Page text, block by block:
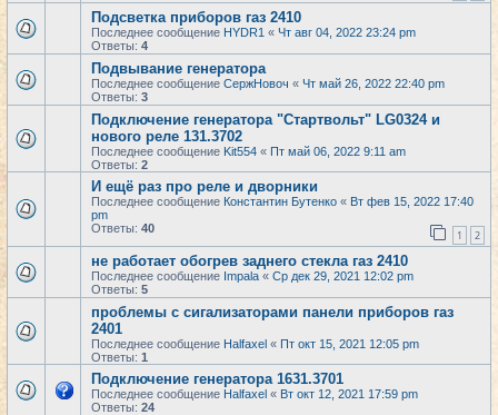
Подсветка приборов газ 2410
Последнее сообщение HYDR1 « Чт авг 04, 2022 23:24 pm
Ответы: 4
Подвывание генератора
Последнее сообщение СержНовоч « Чт май 26, 2022 22:40 pm
Ответы: 3
Подключение генератора "Cтартвольт" LG0324 и
нового реле 131.3702
Последнее сообщение Kit554 « Пт май 06, 2022 9:11 am
Ответы: 2
И ещё раз про реле и дворники
Последнее сообщение Константин Бутенко « Вт фев 15, 2022 17:40
pm
Ответы: 40 1 2
не работает обогрев заднего стекла газ 2410
Последнее сообщение Impala « Ср дек 29, 2021 12:02 pm
Ответы: 5
проблемы с сигализаторами панели приборов газ
2401
Последнее сообщение Halfaxel « Пт окт 15, 2021 12:05 pm
Ответы: 1
Подключение генератора 1631.3701
Последнее сообщение Halfaxel « Вт окт 12, 2021 17:59 pm
Ответы: 24